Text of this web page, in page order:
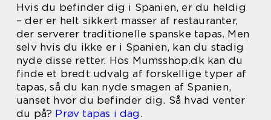
Hvis du befinder dig i Spanien, er du heldig
– der er helt sikkert masser af restauranter,
der serverer traditionelle spanske tapas. Men
selv hvis du ikke er i Spanien, kan du stadig
nyde disse retter. Hos Mumsshop.dk kan du
finde et bredt udvalg af forskellige typer af
tapas, så du kan nyde smagen af Spanien,
uanset hvor du befinder dig. Så hvad venter
du på? Prøv tapas i dag .